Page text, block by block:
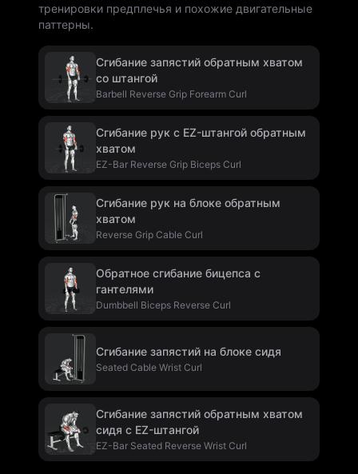
тренировки предплечья и похожие двигательные
паттерны.
Сгибание запястий обратным хватом
со штангой
Barbell Reverse Grip Forearm Curl
Сгибание рук с EZ-штангой обратным
хватом
EZ-Bar Reverse Grip Biceps Curl
Сгибание рук на блоке обратным
хватом
Reverse Grip Cable Curl
Обратное сгибание бицепса с
гантелями
Dumbbell Biceps Reverse Curl
Сгибание запястий на блоке сидя
Seated Cable Wrist Curl
Сгибание запястий обратным хватом
сидя с EZ-штангой
EZ-Bar Seated Reverse Wrist Curl